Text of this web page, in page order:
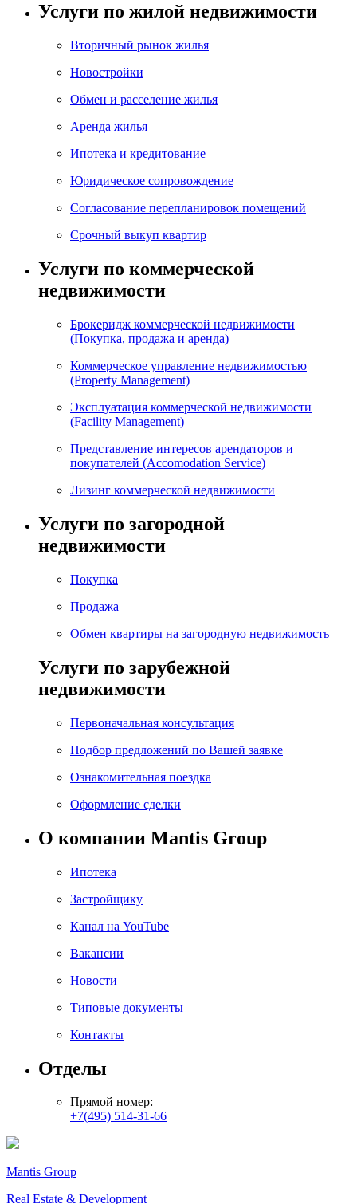
Услуги по жилой недвижимости
Вторичный рынок жилья
Новостройки
Обмен и расселение жилья
Аренда жилья
Ипотека и кредитование
Юридическое сопровождение
Согласование перепланировок помещений
Срочный выкуп квартир
Услуги по коммерческой
недвижимости
Брокеридж коммерческой недвижимости
(Покупка, продажа и аренда)
Коммерческое управление недвижимостью
(Property Management)
Эксплуатация коммерческой недвижимости
(Facility Management)
Представление интересов арендаторов и
покупателей (Accomodation Service)
Лизинг коммерческой недвижимости
Услуги по загородной
недвижимости
Покупка
Продажа
Обмен квартиры на загородную недвижимость
Услуги по зарубежной
недвижимости
Первоначальная консультация
Подбор предложений по Вашей заявке
Ознакомительная поездка
Оформление сделки
О компании Mantis Group
Ипотека
Застройщику
Канал на YouTube
Вакансии
Новости
Типовые документы
Контакты
Отделы
Прямой номер:
+7(495) 514-31-66
Mantis Group
Real Estate & Development